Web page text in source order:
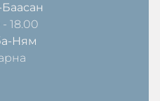
18.00
Ням